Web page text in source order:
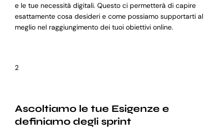
e le tue necessità digitali. Questo ci permetterà di capire
esattamente cosa desideri e come possiamo supportarti al
meglio nel raggiungimento dei tuoi obiettivi online.
2
Ascoltiamo le tue Esigenze e
definiamo degli sprint